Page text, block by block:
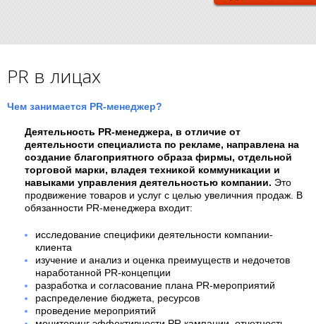
PR в лицах
Чем занимается PR-менеджер?
Деятельность PR-менеджера, в отличие от
деятельности специалиста по рекламе, направлена на
создание благоприятного образа фирмы, отдельной
торговой марки, владея техникой коммуникации и
навыками управления деятельностью компании. Это
продвижение товаров и услуг с целью увеличния продаж. В
обязанности PR-менеджера входит:
исследование специфики деятельности компании-
клиента
изучение и анализ и оценка преимуществ и недочетов
наработанной PR-концепции
разработка и согласование плана PR-мероприятий
распределение бюджета, ресурсов
проведение мероприятий